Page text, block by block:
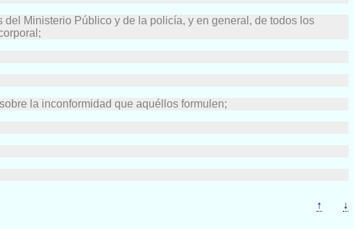
Ministerio Público y de la policía, y en general, de todos los
la inconformidad que aquéllos formulen;
↑ ↓